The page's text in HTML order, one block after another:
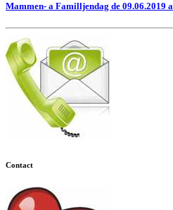
Mammen- a Familljendag de 09.06.2019
Contact